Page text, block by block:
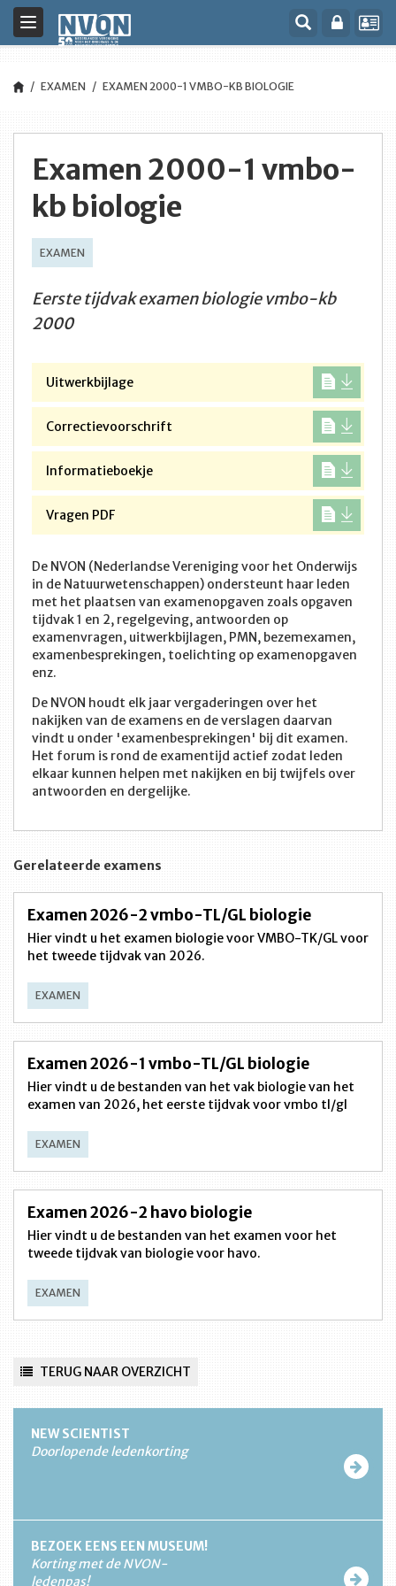
Toggle
navigation
EXAMEN EXAMEN 2000-1 VMBO-KB BIOLOGIE
Examen 2000-1 vmbo-
kb biologie
EXAMEN
Eerste tijdvak examen biologie vmbo-kb
2000
Uitwerkbijlage
Correctievoorschrift
Informatieboekje
Vragen PDF
De NVON (Nederlandse Vereniging voor het Onderwijs
in de Natuurwetenschappen) ondersteunt haar leden
met het plaatsen van examenopgaven zoals opgaven
tijdvak 1 en 2, regelgeving, antwoorden op
examenvragen, uitwerkbijlagen, PMN, bezemexamen,
examenbesprekingen, toelichting op examenopgaven
enz.
De NVON houdt elk jaar vergaderingen over het
nakijken van de examens en de verslagen daarvan
vindt u onder 'examenbesprekingen' bij dit examen.
Het forum is rond de examentijd actief zodat leden
elkaar kunnen helpen met nakijken en bij twijfels over
antwoorden en dergelijke.
Gerelateerde examens
Examen 2026-2 vmbo-TL/GL biologie
Hier vindt u het examen biologie voor VMBO-TK/GL voor
het tweede tijdvak van 2026.
EXAMEN
Examen 2026-1 vmbo-TL/GL biologie
Hier vindt u de bestanden van het vak biologie van het
examen van 2026, het eerste tijdvak voor vmbo tl/gl
EXAMEN
Examen 2026-2 havo biologie
Hier vindt u de bestanden van het examen voor het
tweede tijdvak van biologie voor havo.
EXAMEN
TERUG NAAR OVERZICHT
NEW SCIENTIST
Doorlopende ledenkorting
BEZOEK EENS EEN MUSEUM!
Korting met de NVON-
ledenpas!